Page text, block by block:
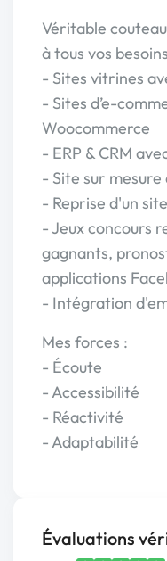
Véritable
à tous vos
- Sites vitrines
- Sites d’e-
Woocommerce
- ERP & CRM
- Site sur mesure
- Reprise d'un
- Jeux concours
gagnants,
applications
- Intégration
Mes forces :
- Écoute
- Accessibilité
- Réactivité
- Adaptabilité
Évaluations